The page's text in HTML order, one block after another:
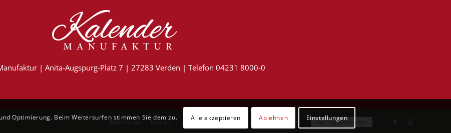
| Anita-Augspurg-Platz 7 | 27283 Verden | Telefon 04231 8000-0
Mein Konto Kontakt AGB Datenschutzerklärung Impressum Vertrag widerrufen
Optimierung. Beim Weitersurfen stimmen Sie dem zu. Alle akzeptieren Ablehnen Einstellungen